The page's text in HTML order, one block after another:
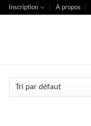
Inscription A propos